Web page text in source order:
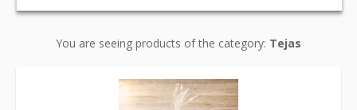
You are seeing products of the category: Tejas